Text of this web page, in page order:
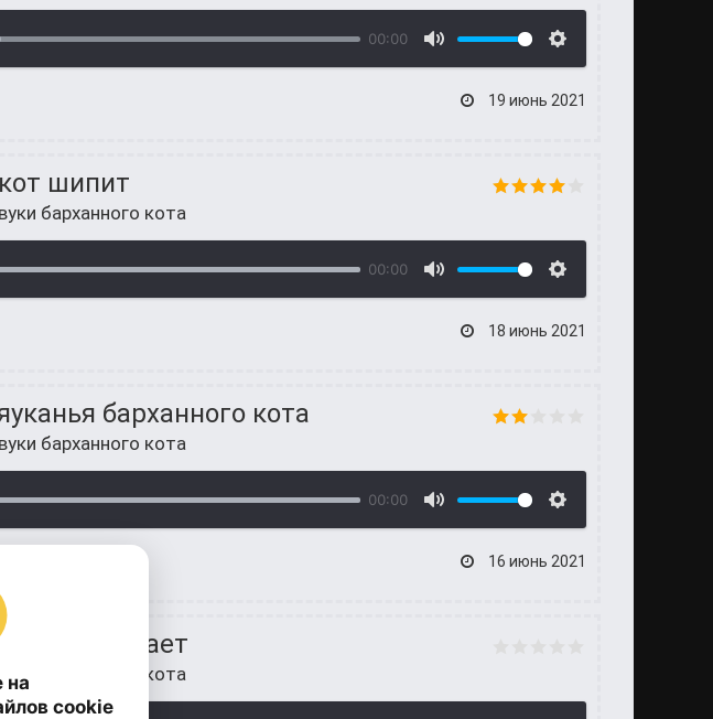
00:00
19 июнь 2021
шипит
барханного кота
00:00
18 июнь 2021
барханного кота
барханного кота
00:00
16 июнь 2021
мурлыкает
барханного кота
на
cookie